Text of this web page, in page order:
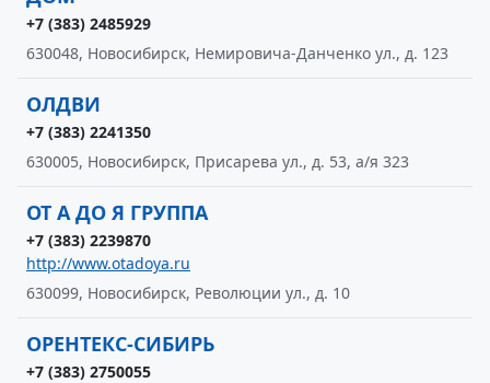
+7 (383) 2485929
630048, Новосибирск, Немировича-Данченко ул., д. 123
ОЛДВИ
+7 (383) 2241350
630005, Новосибирск, Присарева ул., д. 53, а/я 323
ОТ А ДО Я ГРУППА
+7 (383) 2239870
http://www.otadoya.ru
630099, Новосибирск, Революции ул., д. 10
ОРЕНТЕКС-СИБИРЬ
+7 (383) 2750055